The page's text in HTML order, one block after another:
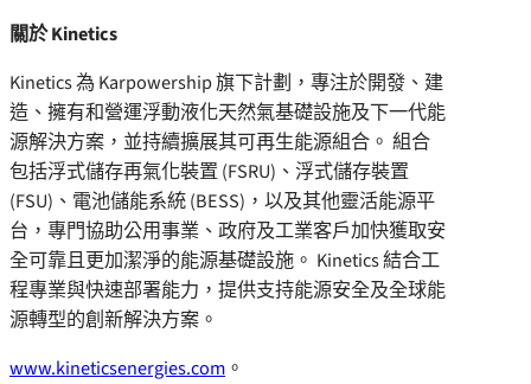
關於 Kinetics
Kinetics 為 Karpowership 旗下計劃，專注於開發、建
造、擁有和營運浮動液化天然氣基礎設施及下一代能
源解決方案，並持續擴展其可再生能源組合。 組合
包括浮式儲存再氣化裝置 (FSRU)、浮式儲存裝置
(FSU)、電池儲能系統 (BESS)，以及其他靈活能源平
台，專門協助公用事業、政府及工業客戶加快獲取安
全可靠且更加潔淨的能源基礎設施。 Kinetics 結合工
程專業與快速部署能力，提供支持能源安全及全球能
源轉型的創新解決方案。
www.kineticsenergies.com 。